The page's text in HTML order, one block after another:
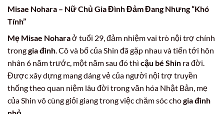
Misae Nohara – Nữ Chủ Gia Đình Đảm Đang Nhưng “Khó
Tính”
Mẹ Misae Noharaở tuổi 29, đảm nhiệm vai trò nội trợ chính
tronggia đình. Cô và bố của Shin đã gặp nhau và tiến tới hôn
nhân 6 năm trước, một năm sau đó thì cậu bé Shin ra đời.
Được xây dựng mang dáng vẻ của người nội trợ truyền
thống theo quan niệm lâu đời trong văn hóa Nhật Bản, mẹ
của Shin vô cùng giỏi giang trong việc chăm sóc chogia đình